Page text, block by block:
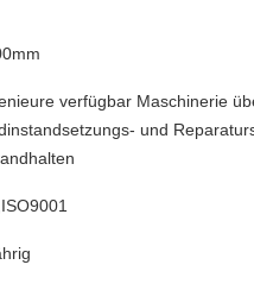
verfügbar Maschinerie
und